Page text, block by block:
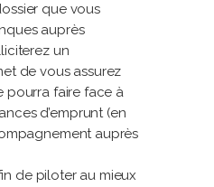
que vous
auprès
un
de vous assurez
pourra faire face à
d’emprunt (en
auprès
de piloter au mieux